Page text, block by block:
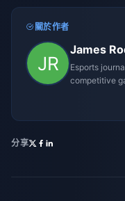
關於作者
James
Esports
competitive
分享